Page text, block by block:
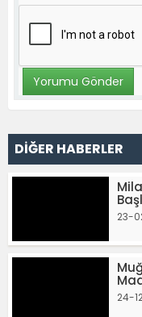
DİĞER HABERLER
23-
24-